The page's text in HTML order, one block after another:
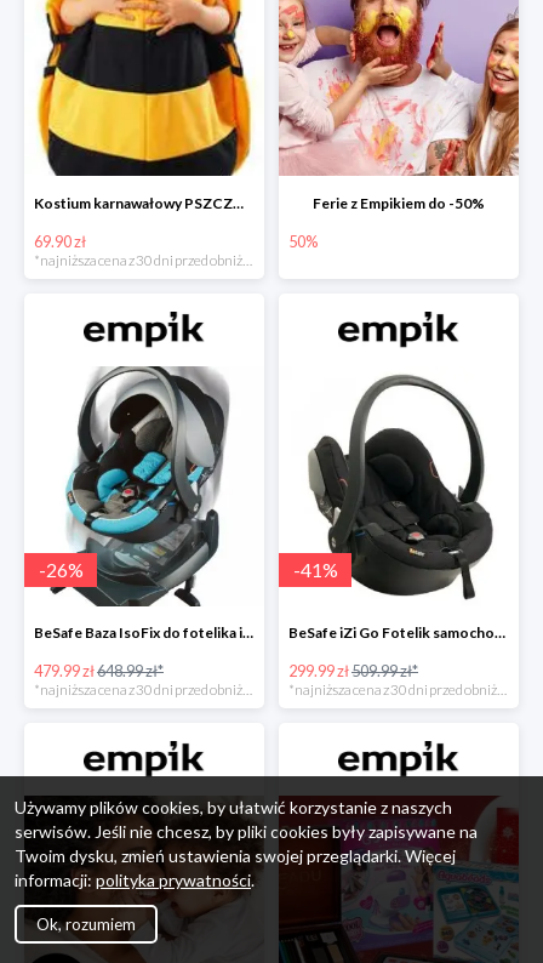
Kostium karnawałowy PSZCZÓŁKA
69.90 zł
Ferie z Empikiem do -50%
50%
-26%
BeSafe Baza IsoFix do fotelika iZi Go -26%
479.99 zł648.99 zł*
*najniższa cena z 30 dni przed obniżką
-41%
BeSafe iZi Go Fotelik samochodowy, 0-13 kg, Czarny Cab -41%
299.99 zł509.99 zł*
*najniższa cena z 30 dni przed obniżką
Używamy plików cookies, by ułatwić korzystanie z naszych
serwisów. Jeśli nie chcesz, by pliki cookies były zapisywane na
Twoim dysku, zmień ustawienia swojej przeglądarki. Więcej
informacji: polityka prywatności.
Ok, rozumiem